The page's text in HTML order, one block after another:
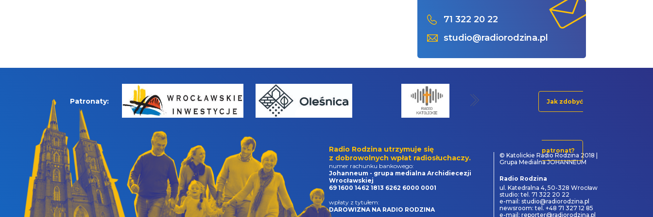
71 322 20 22
studio@radiorodzina.pl
Patronaty: Jak zdobyć
patronat?
Radio Rodzina utrzymuje się
z dobrowolnych wpłat radiosłuchaczy.
numer rachunku bankowego:
Johanneum - grupa medialna Archidiecezji
Wrocławskiej
69 1600 1462 1813 6262 6000 0001
wpłaty z tytułem:
DAROWIZNA NA RADIO RODZINA
© Katolickie Radio Rodzina 2018 |
Grupa Medialna JOHANNEUM
Radio Rodzina
ul. Katedralna 4, 50-328 Wrocław
studio: tel. 71 322 20 22
e-mail: studio@radiorodzina.pl
newsroom: tel. +48 71 327 12 85
e-mail: reporter@radiorodzina.pl